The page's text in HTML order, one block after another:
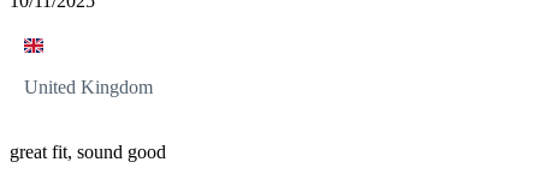
United Kingdom
great fit, sound good